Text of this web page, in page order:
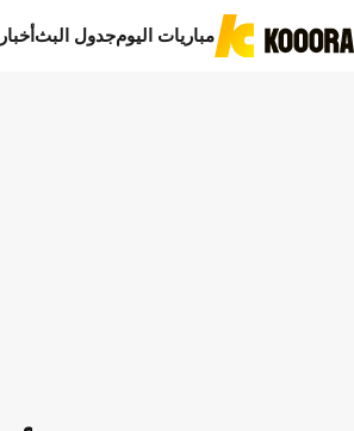
مباريات اليومجدول البثأخبار